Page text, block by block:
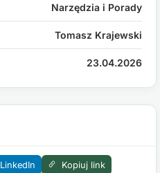
Narzędzia i Porady
Tomasz Krajewski
23.04.2026
LinkedIn Kopiuj link